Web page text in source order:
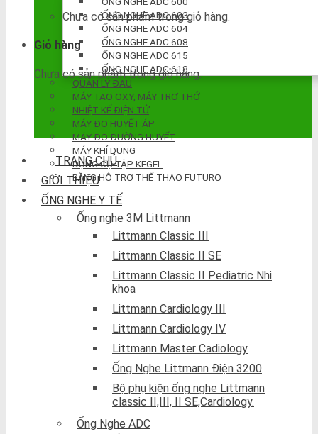
Chưa có sản phẩm trong giỏ hàng.
Giỏ hàng
Chưa có sản phẩm trong giỏ hàng.
ỐNG NGHE ADC 603
ỐNG NGHE ADC 604
ỐNG NGHE ADC 608
ỐNG NGHE ADC 615
ỐNG NGHE ADC 618
QUẢN LÝ ĐAU
MÁY TẠO OXY, MÁY TRỢ THỞ
NHIỆT KẾ ĐIỆN TỬ
MÁY ĐO HUYẾT ÁP
MÁY ĐO ĐƯỜNG HUYẾT
MÁY KHÍ DUNG
DỤNG CỤ TẬP KEGEL
BĂNG HỖ TRỢ THỂ THAO FUTURO
TRANG CHỦ
GIỚI THIỆU
ỐNG NGHE Y TẾ
Ống nghe 3M Littmann
Littmann Classic III
Littmann Classic II SE
Littmann Classic II Pediatric Nhi
khoa
Littmann Cardiology III
Littmann Cardiology IV
Littmann Master Cadiology
Ống Nghe Littmann Điện 3200
Bộ phụ kiện ống nghe Littmann
classic II,III, II SE,Cardiology.
Ống Nghe ADC